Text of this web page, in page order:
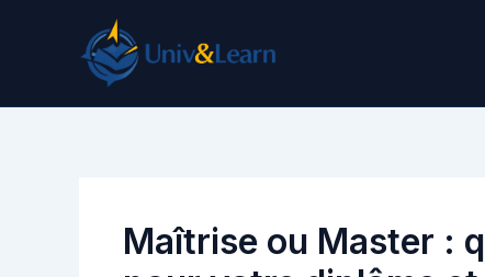
Maîtrise ou Master :